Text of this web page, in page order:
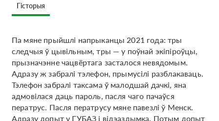
Гісторыя
Па мяне прыйшлі напрыканцы 2021 года: тры
следчыя ў цывільным, тры — у поўнай экіпіроўцы,
прызначэнне чацвёртага засталося невядомым.
Адразу ж забралі тэлефон, прымусілі разблакаваць.
Тэлефон забралі таксама ў малодшай дачкі, яна
адмовілася даць пароль, пасля чаго пачаўся
ператрус. Пасля ператрусу мяне павезлі ў Менск.
Адразу допыт у ГУБАЗ і відэаздымка. Потым допыт